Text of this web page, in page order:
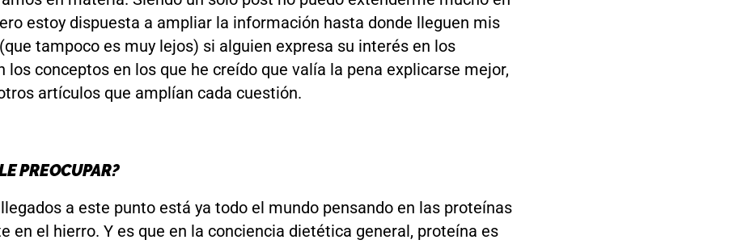
estoy dispuesta a ampliar la información hasta donde lleguen mis
tampoco es muy lejos) si alguien expresa su interés en los
los conceptos en los que he creído que valía la pena explicarse mejor,
artículos que amplían cada cuestión.
PREOCUPAR?
a este punto está ya todo el mundo pensando en las proteínas
en el hierro. Y es que en la conciencia dietética general, proteína es